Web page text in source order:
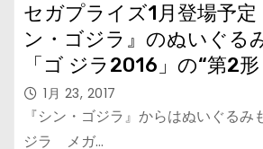
セガプライズ1月登場予定
ン・ゴジラ』のぬいぐる
「ゴ ジラ2016」の“第2形
態”も！
1月 23, 2017
『シン・ゴジラ』からはぬいぐるみ
ジラ メガ…